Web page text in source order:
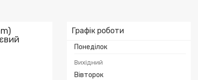
Графік роботи
Понеділок
Вихідний
Вівторок